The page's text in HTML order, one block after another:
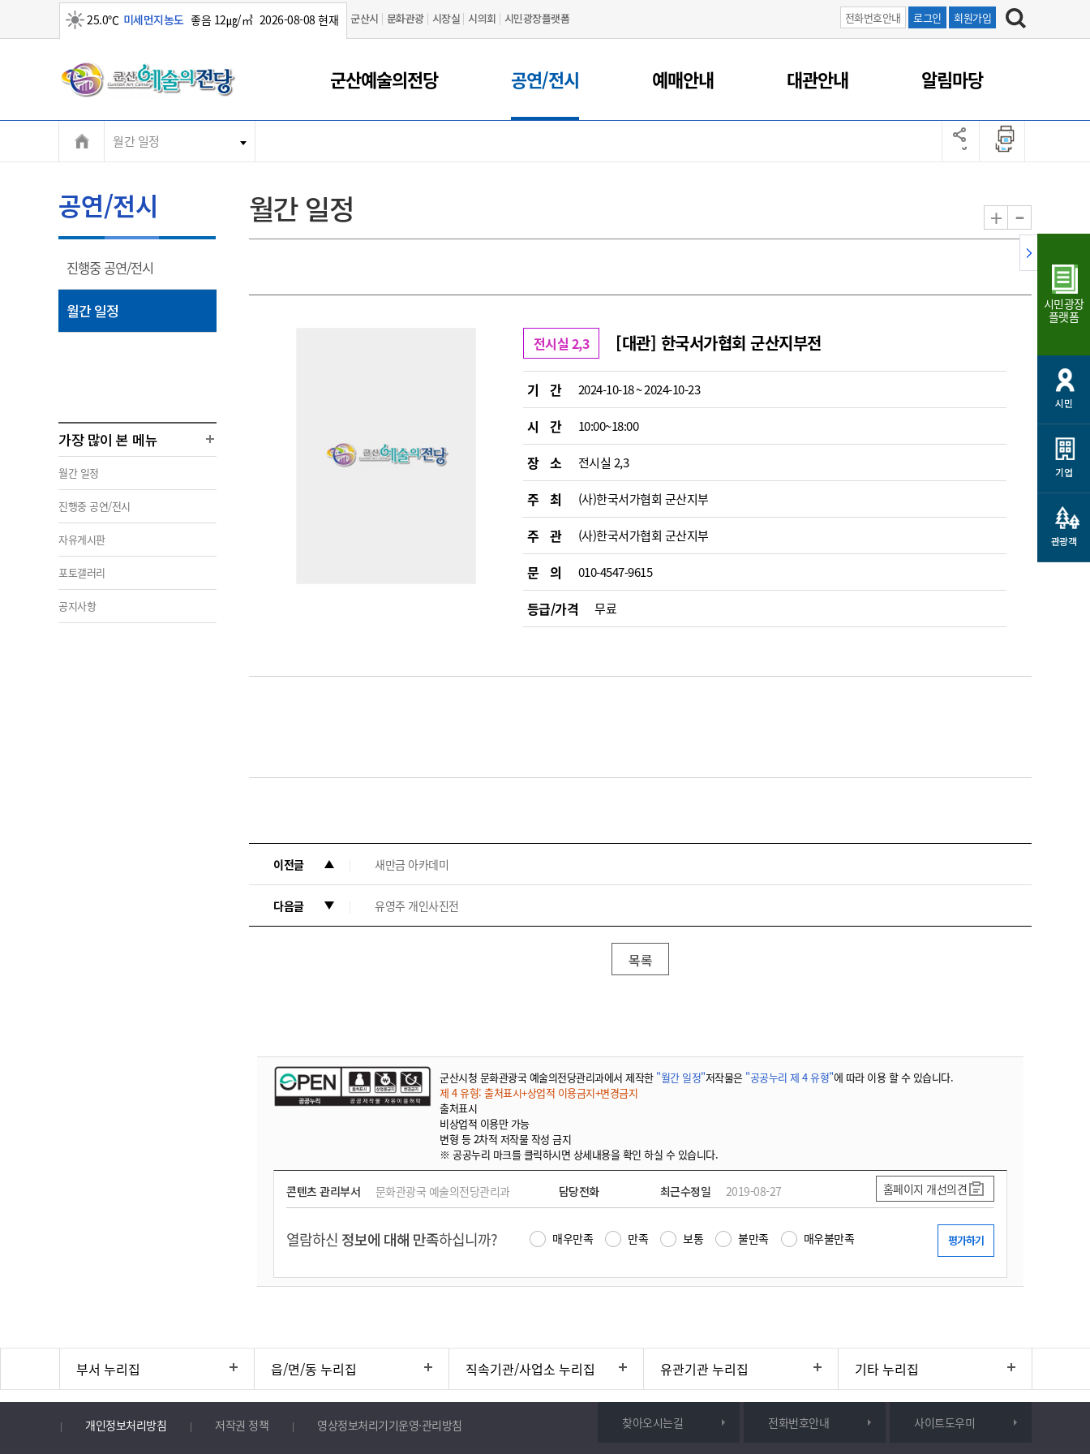
25.0℃ 미세먼지농도 좋음 12㎍/㎥ 2026-08-08 현재 군산시 문화관광 시장실 시의회 시민광장플랫폼 전화번호안내 로그인 회원가입
군
산
시
군산예술의전당 공연/전시 예매안내 대관안내 알림마당
월간 일정
공연/전시
진행중 공연/전시
림
월간 일정
림
가장 많이 본 메뉴
월간 일정
진행중 공연/전시
자유게시판
포토갤러리
공지사항
월간 일정 + -
전시실 2,3 [대관] 한국서가협회 군산지부전
기 간 2024-10-18 ~ 2024-10-23
시 간 10:00~18:00
장 소 전시실 2,3
주 최 (사)한국서가협회 군산지부
주 관 (사)한국서가협회 군산지부
문 의 010-4547-9615
등급/가격 무료
이전글 새만금 아카데미
다음글 유영주 개인사진전
목록
군산시청 문화관광국 예술의전당관리과에서 제작한 "월간 일정"저작물은 "공공누리 제 4 유형"에 따라 이용 할 수 있습니다.
제 4 유형: 출처표시+상업적 이용금지+변경금지
출처표시
비상업적 이용만 가능
변형 등 2차적 저작물 작성 금지
※ 공공누리 마크를 클릭하시면 상세내용을 확인 하실 수 있습니다.
콘텐츠 관리부서 문화관광국 예술의전당관리과 담당전화 최근수정일 2019-08-27 홈페이지 개선의견
열람하신 정보에 대해 만족하십니까? 매우만족 만족 보통 불만족 매우불만족
부서 누리집 읍/면/동 누리집 직속기관/사업소 누리집 유관기관 누리집 기타 누리집
개인정보처리방침 저작권 정책 영상정보처리기기운영·관리방침 찾아오시는길 전화번호안내 사이트도우미
시민광장
플랫폼
시민
기업
관광객